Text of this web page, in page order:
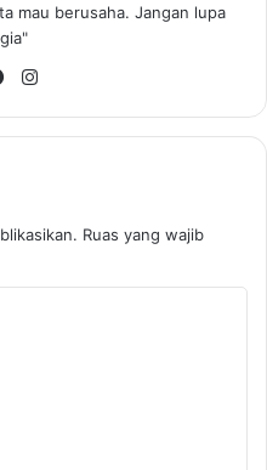
mau berusaha. Jangan lupa
Facebook
Ruas yang wajib